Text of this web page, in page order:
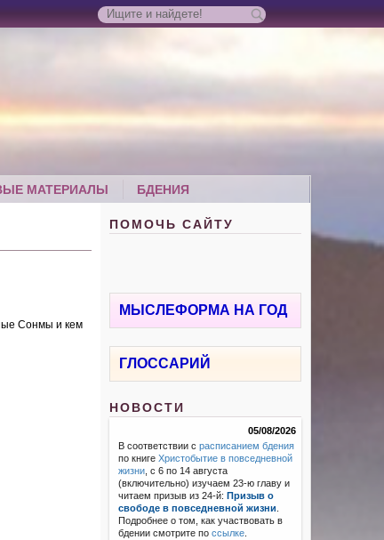
МАТЕРИАЛЫ БДЕНИЯ
Сонмы и кем
ПОМОЧЬ САЙТУ
МЫСЛЕФОРМА НА ГОД
ГЛОССАРИЙ
НОВОСТИ
05/08/2026
В соответствии срасписанием бдения
по книгеХристобытие в повседневной
жизни , с 6 по 14 августа
(включительно) изучаем 23-ю главу и
читаем призыв из 24-й: Призыв о
свободе в повседневной жизни
Подробнее о том, как участвовать в
бдении смотрите поссылке